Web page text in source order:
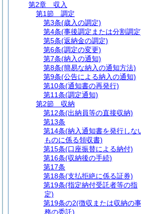
第2章
収入
第1節
調定
第3条(歳入の調定)
第4条(事後調定または分割調
第5条(返納金の調定)
第6条(調定の変更)
第7条(納入の通知)
第8条(簡易な納入の通知方法)
第9条(公告による納入の通知)
第10条(通知書の再発行)
第11条(調定通知)
第2節
収納
第12条(出納員等の直接収納)
第13条
第14条(納入通知書を発行しな
ものに係る領収書)
第15条(口座振替による納付)
第16条(収納後の手続)
第17条
第18条(支払拒絶に係る証券)
第19条(指定納付受託者等の指
定)
第19条の2(徴収または収納の事
務の委託)